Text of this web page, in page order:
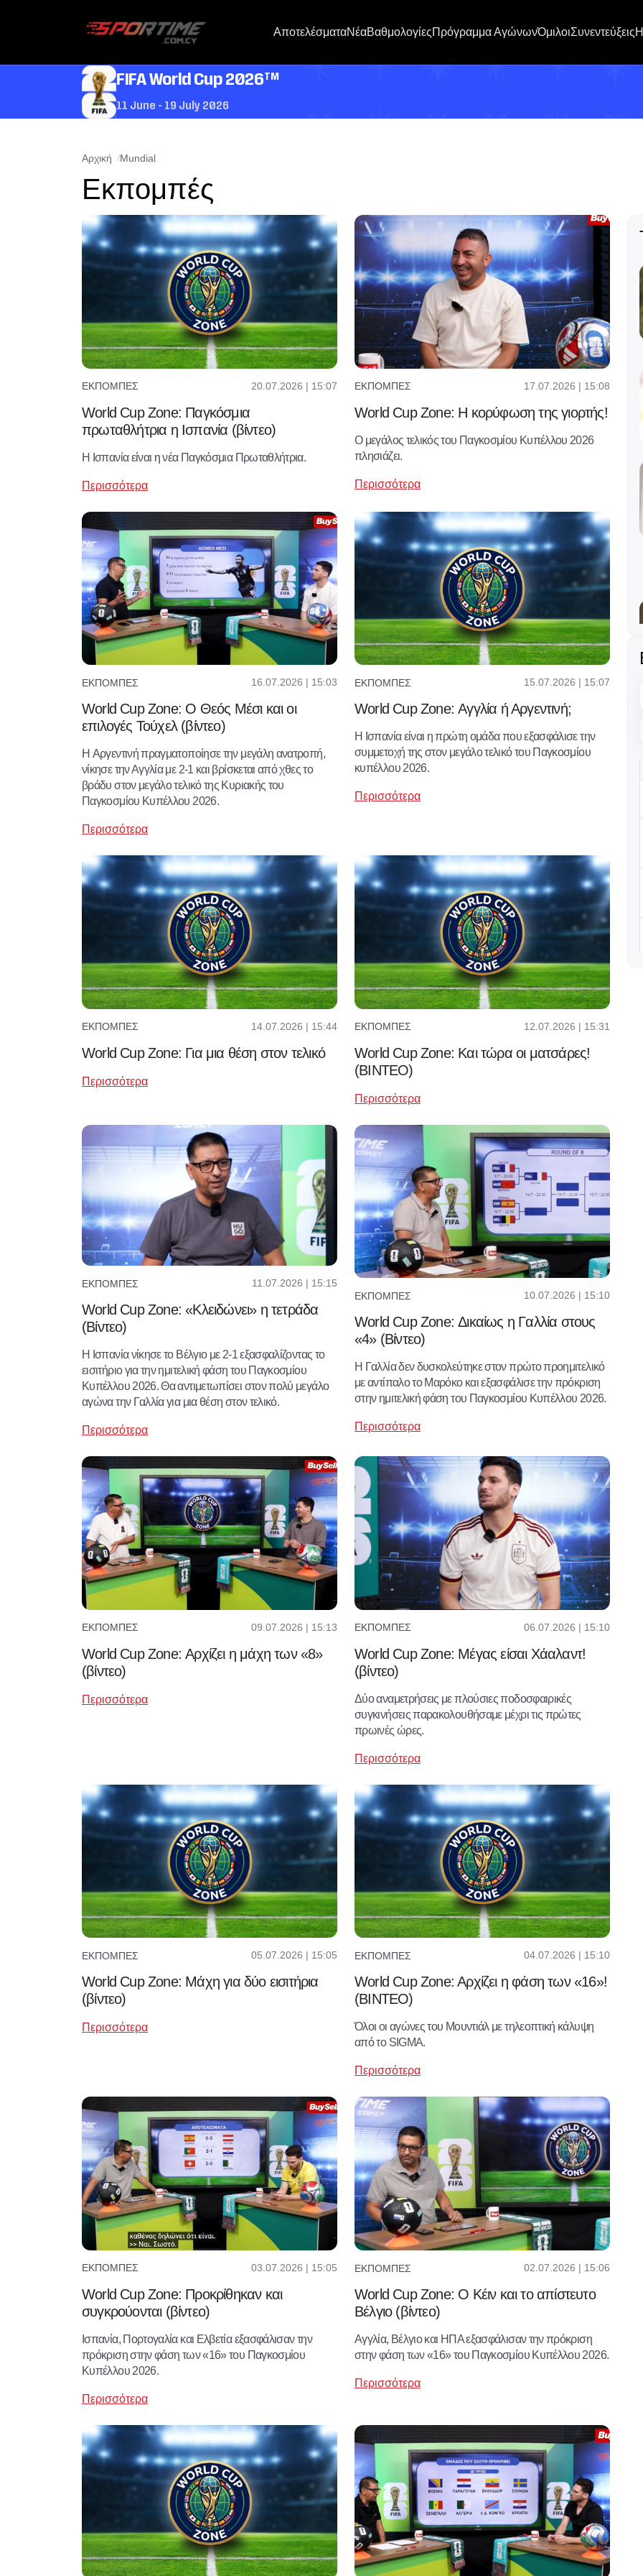
ΑποτελέσματαΝέαΒαθμολογίεςΠρόγραμμα ΑγώνωνΌμιλοιΣυνεντεύξεις
FIFA World Cup 2026TM
11 June - 19 July 2026
Αρχική Mundial
Εκπομπές
ΕΚΠΟΜΠΈΣ 20.07.2026 | 15:07
World Cup Zone: Παγκόσμια
πρωταθλήτρια η Ισπανία (βίντεο)
Η Ισπανία είναι η νέα Παγκόσμια Πρωταθλήτρια.
Περισσότερα
ΕΚΠΟΜΠΈΣ 17.07.2026 | 15:08
World Cup Zone: Η κορύφωση της γιορτής!
O μεγάλος τελικός του Παγκοσμίου Κυπέλλου 2026
πλησιάζει.
Περισσότερα
ΕΚΠΟΜΠΈΣ 16.07.2026 | 15:03
World Cup Zone: Ο Θεός Μέσι και οι
επιλογές Τούχελ (βίντεο)
H Aργεντινή πραγματοποίησε την μεγάλη ανατροπή,
νίκησε την Αγγλία με 2-1 και βρίσκεται από χθες το
βράδυ στον μεγάλο τελικό της Κυριακής του
Παγκοσμίου Κυπέλλου 2026.
Περισσότερα
ΕΚΠΟΜΠΈΣ 15.07.2026 | 15:07
World Cup Zone: Αγγλία ή Αργεντινή;
Η Ισπανία είναι η πρώτη ομάδα που εξασφάλισε την
συμμετοχή της στον μεγάλο τελικό του Παγκοσμίου
κυπέλλου 2026.
Περισσότερα
ΕΚΠΟΜΠΈΣ 14.07.2026 | 15:44
World Cup Zone: Για μια θέση στον τελικό
Περισσότερα
ΕΚΠΟΜΠΈΣ 12.07.2026 | 15:31
World Cup Zone: Και τώρα οι ματσάρες!
(ΒΙΝΤΕΟ)
Περισσότερα
ΕΚΠΟΜΠΈΣ 11.07.2026 | 15:15
World Cup Zone: «Κλειδώνει» η τετράδα
(Βίντεο)
Η Ισπανία νίκησε το Βέλγιο με 2-1 εξασφαλίζοντας το
εισιτήριο για την ημιτελική φάση του Παγκοσμίου
Κυπέλλου 2026. Θα αντιμετωπίσει στον πολύ μεγάλο
αγώνα την Γαλλία για μια θέση στον τελικό.
Περισσότερα
ΕΚΠΟΜΠΈΣ 10.07.2026 | 15:10
World Cup Zone: Δικαίως η Γαλλία στους
«4» (Βίντεο)
Η Γαλλία δεν δυσκολεύτηκε στον πρώτο προημιτελικό
με αντίπαλο το Μαρόκο και εξασφάλισε την πρόκριση
στην ημιτελική φάση του Παγκοσμίου Κυπέλλου 2026.
Περισσότερα
ΕΚΠΟΜΠΈΣ 09.07.2026 | 15:13
World Cup Zone: Αρχίζει η μάχη των «8»
(βίντεο)
Περισσότερα
ΕΚΠΟΜΠΈΣ 06.07.2026 | 15:10
World Cup Zone: Μέγας είσαι Χάαλαντ!
(βίντεο)
Δύο αναμετρήσεις με πλούσιες ποδοσφαιρικές
συγκινήσεις παρακολουθήσαμε μέχρι τις πρώτες
πρωινές ώρες.
Περισσότερα
ΕΚΠΟΜΠΈΣ 05.07.2026 | 15:05
World Cup Zone: Μάχη για δύο εισιτήρια
(βίντεο)
Περισσότερα
ΕΚΠΟΜΠΈΣ 04.07.2026 | 15:10
World Cup Zone: Aρχίζει η φάση των «16»!
(ΒΙΝΤΕΟ)
Όλοι οι αγώνες του Μουντιάλ με τηλεοπτική κάλυψη
από το SIGMA.
Περισσότερα
ΕΚΠΟΜΠΈΣ 03.07.2026 | 15:05
World Cup Zone: Προκρίθηκαν και
συγκρούονται (βίντεο)
Iσπανία, Πορτογαλία και Ελβετία εξασφάλισαν την
πρόκριση στην φάση των «16» του Παγκοσμίου
Κυπέλλου 2026.
Περισσότερα
ΕΚΠΟΜΠΈΣ 02.07.2026 | 15:06
World Cup Zone: Ο Κέιν και το απίστευτο
Βέλγιο (βίντεο)
Αγγλία, Βέλγιο και ΗΠΑ εξασφάλισαν την πρόκριση
στην φάση των «16» του Παγκοσμίου Κυπέλλου 2026.
Περισσότερα